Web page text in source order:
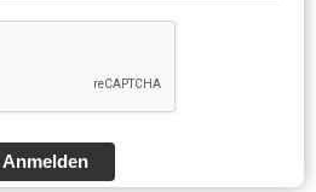
Anmelden